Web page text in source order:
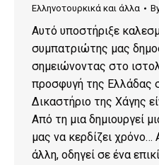
Ελληνοτουρκικά και άλλα
Αυτό υποστήριξε
συμπατριώτης μας
σημειώνοντας στο
προσφυγή της Ελλάδας
Δικαστήριο της Χάγης
Από τη μια δημιουργεί
μας να κερδίζει
άλλη, οδηγεί σε ένα